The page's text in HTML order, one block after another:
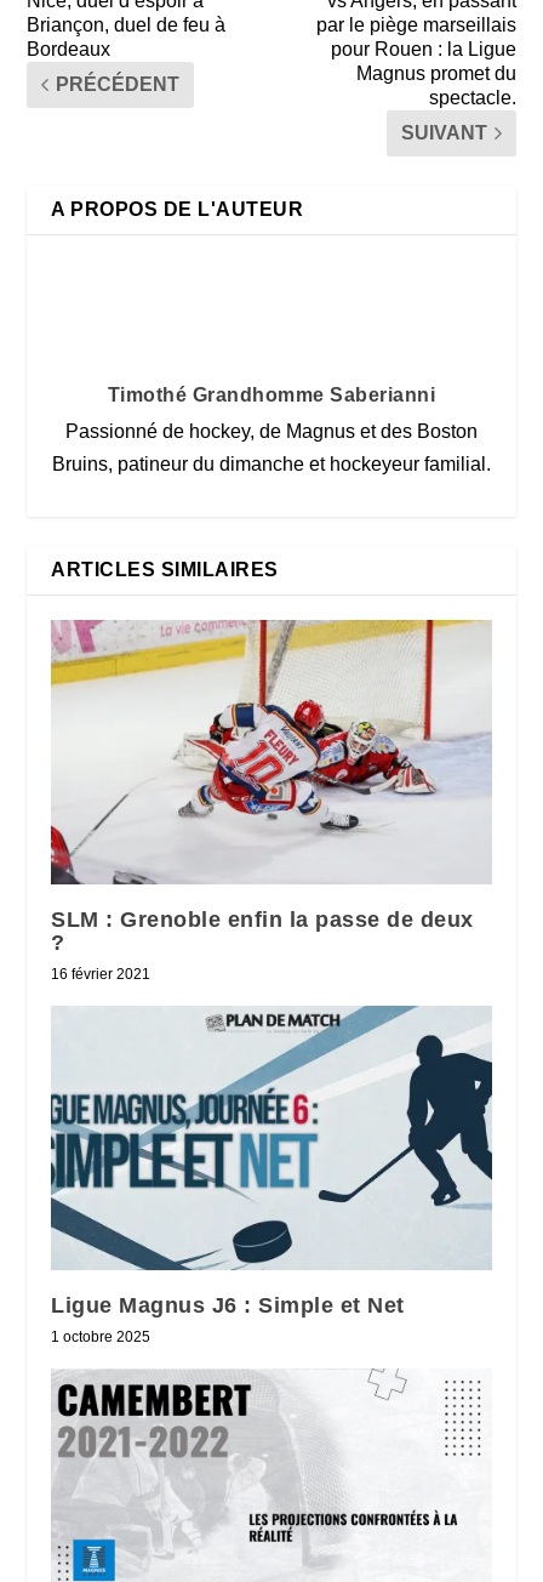
Briançon, duel de feu à
Bordeaux
PRÉCÉDENT
par le piège marseillais
pour Rouen : la Ligue
Magnus promet du
spectacle.
SUIVANT
A PROPOS DE L'AUTEUR
Timothé Grandhomme Saberianni
Passionné de hockey, de Magnus et des Boston
Bruins, patineur du dimanche et hockeyeur familial.
ARTICLES SIMILAIRES
SLM : Grenoble enfin la passe de deux
?
16 février 2021
Ligue Magnus J6 : Simple et Net
1 octobre 2025